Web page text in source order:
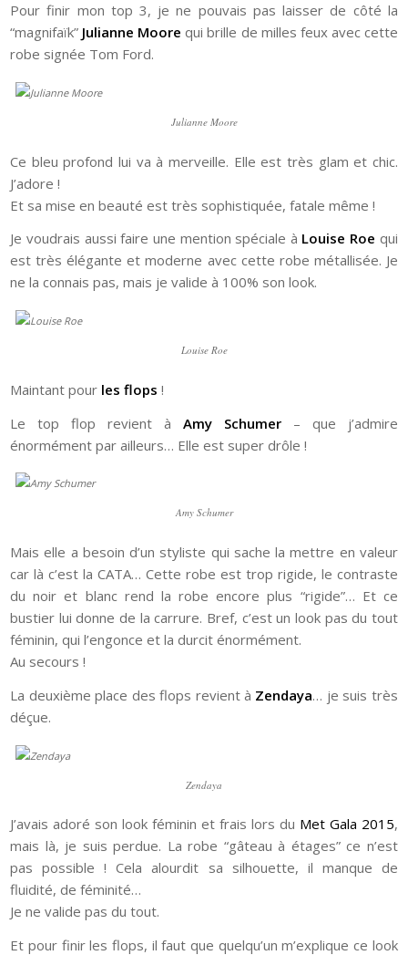
Pour finir mon top 3, je ne pouvais pas laisser de côté la
“magnifaïk” Julianne Moore qui brille de milles feux avec cette
robe signée Tom Ford.
Julianne Moore
Ce bleu profond lui va à merveille. Elle est très glam et chic.
J’adore !
Et sa mise en beauté est très sophistiquée, fatale même !
Je voudrais aussi faire une mention spéciale à Louise Roe qui
est très élégante et moderne avec cette robe métallisée. Je
ne la connais pas, mais je valide à 100% son look.
Louise Roe
Maintant pour les flops !
Le top flop revient à Amy Schumer– que j’admire
énormément par ailleurs… Elle est super drôle !
Amy Schumer
Mais elle a besoin d’un styliste qui sache la mettre en valeur
car là c’est la CATA… Cette robe est trop rigide, le contraste
du noir et blanc rend la robe encore plus “rigide”… Et ce
bustier lui donne de la carrure. Bref, c’est un look pas du tout
féminin, qui l’engonce et la durcit énormément.
Au secours !
La deuxième place des flops revient à Zendaya… je suis très
déçue.
Zendaya
J’avais adoré son look féminin et frais lors du Met Gala 2015,
mais là, je suis perdue. La robe “gâteau à étages” ce n’est
pas possible ! Cela alourdit sa silhouette, il manque de
fluidité, de féminité…
Je ne valide pas du tout.
Et pour finir les flops, il faut que quelqu’un m’explique ce look